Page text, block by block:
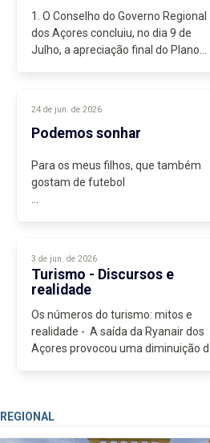
1. O Conselho do Governo Regional
dos Açores concluiu, no dia 9 de
Julho, a apreciação final do Plano
Divino Espírito Santo...
24 de jun. de 2026
Podemos sonhar
Para os meus filhos, que também
gostam de futebol
Mundial de Futebol de 2026,
prisioneiro da incerteza...
3 de jun. de 2026
Turismo - Discursos e
realidade
Os números do turismo: mitos e
realidade - A saída da Ryanair dos
Açores provocou uma diminuição da
REGIONAL